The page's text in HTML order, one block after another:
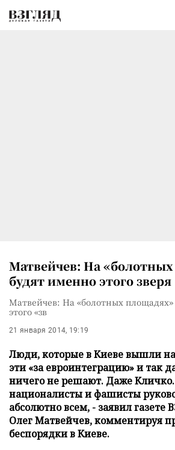
Матвейчев: На
будят именно этого зверя
Матвейчев: На «болотных
этого «зв
21 января 2014, 19:19
Люди, которые в Киеве вышли
эти «за евроинтеграцию» и так
ничего не решают. Даже
националисты и фашисты
абсолютно всем, - заявил газете
Олег Матвейчев, комментируя
беспорядки в Киеве.